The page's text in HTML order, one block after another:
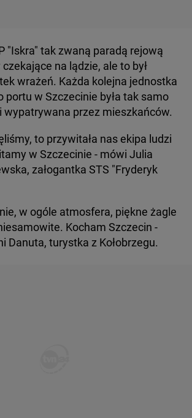
"Iskra" tak zwaną paradą rejową
na lądzie, ale to był
wrażeń. Każda kolejna jednostka
portu w Szczecinie była tak samo
wypatrywana przez mieszkańców.
to przywitała nas ekipa ludzi
w Szczecinie - mówi Julia
załogantka STS "Fryderyk
w ogóle atmosfera, piękne żagle
Kocham Szczecin -
Danuta, turystka z Kołobrzegu.